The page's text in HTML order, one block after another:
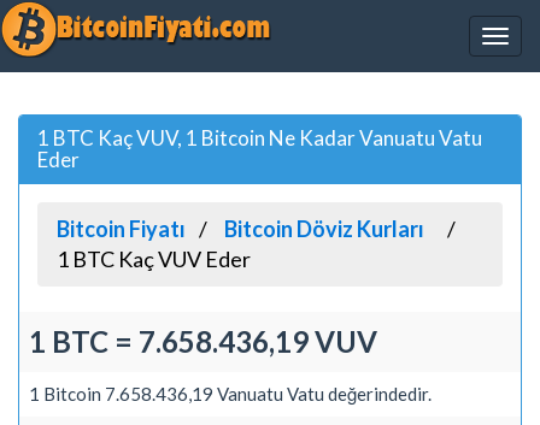
1 BTC Kaç VUV, 1 Bitcoin Ne Kadar Vanuatu Vatu
Eder
Bitcoin Fiyatı
Bitcoin Döviz Kurları
1 BTC Kaç VUV Eder
1 BTC = 7.658.436,19 VUV
1 Bitcoin 7.658.436,19 Vanuatu Vatu değerindedir.